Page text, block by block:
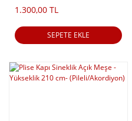
1.300,00 TL
SEPETE EKLE